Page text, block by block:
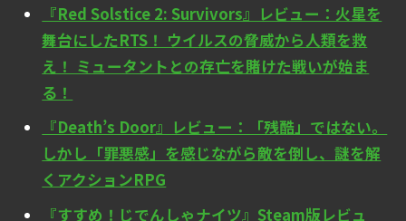
『Red Solstice 2: Survivors』レビュー：火星を
舞台にしたRTS！ ウイルスの脅威から人類を救
え！ ミュータントとの存亡を賭けた戦いが始ま
る！
『Death’s Door』レビュー：「残酷」ではない。
しかし「罪悪感」を感じながら敵を倒し、謎を解
くアクションRPG
『すすめ！じでんしゃナイツ』Steam版レビュ